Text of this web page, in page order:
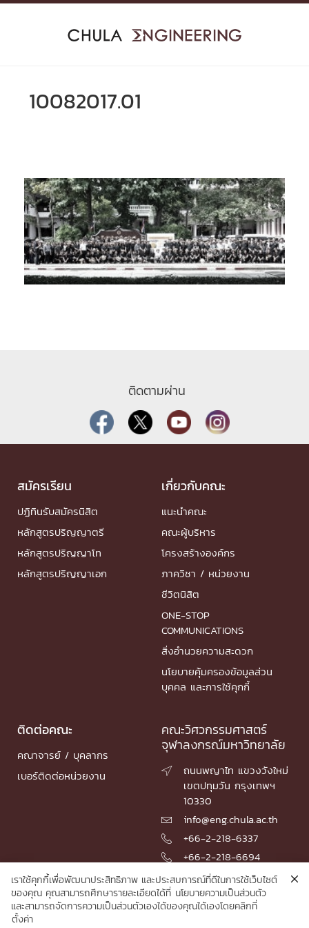
Skip
10082017.01
ติดตามผ่าน
สมัครเรียน
ปฏิทินรับสมัครนิสิต
หลักสูตรปริญญาตรี
หลักสูตรปริญญาโท
หลักสูตรปริญญาเอก
เกี่ยวกับคณะ
แนะนำคณะ
คณะผู้บริหาร
โครงสร้างองค์กร
ภาควิชา / หน่วยงาน
ชีวิตนิสิต
ONE-STOP
COMMUNICATIONS
สิ่งอำนวยความสะดวก
นโยบายคุ้มครองข้อมูลส่วน
บุคคล และการใช้คุกกี้
ติดต่อคณะ
คณาจารย์ / บุคลากร
เบอร์ติดต่อหน่วยงาน
คณะวิศวกรรมศาสตร์
จุฬาลงกรณ์มหาวิทยาลัย

ถนนพญาไท แขวงวังใหม่
เขตปทุมวัน กรุงเทพฯ
10330
 info@eng.chula.ac.th
 +66-2-218-6337
 +66-2-218-6694
© 2026 Faculty of Engineering, Chulalongkorn University
เราใช้คุกกี้เพื่อพัฒนาประสิทธิภาพ และประสบการณ์ที่ดีในการใช้เว็บไซต์
ของคุณ คุณสามารถศึกษารายละเอียดได้ที่ นโยบายความเป็นส่วนตัว
และสามารถจัดการความเป็นส่วนตัวเองได้ของคุณได้เองโดยคลิกที่
ตั้งค่า